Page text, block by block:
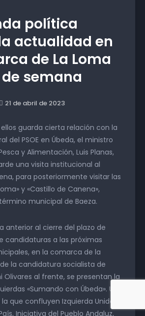
política
actualidad en
de La Loma
semana
21 de abril de 2023
guarda cierta relación con la
del PSOE en Úbeda, el ministro
y Alimentación, Luis Planas,
una visita institucional al
para posteriormente visitar las
y «Castillo de Canena»,
municipal de Baeza.
anterior al cierre del plazo de
candidaturas a las próximas
en la comarca de la
la candidatura socialista de
Olivares al frente, se presentan la
«Sumando con Úbeda». Una
que confluyen Izquierda Unida,
Iniciativa del Pueblo Andaluz,